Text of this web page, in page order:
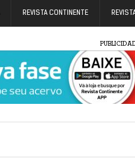
REVISTA CONTINENTE